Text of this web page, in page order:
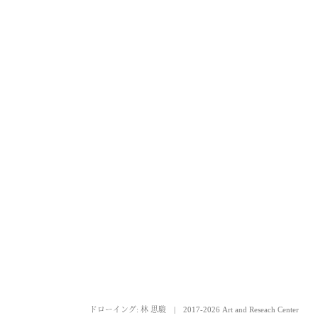
ドローイング: 林 思駿 2017-2026 Art and Reseach Center